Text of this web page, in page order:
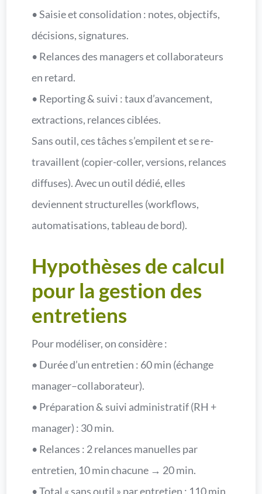
• Saisie et consolidation : notes, objectifs,
décisions, signatures.
• Relances des managers et collaborateurs
en retard.
• Reporting & suivi : taux d’avancement,
extractions, relances ciblées.
Sans outil, ces tâches s’empilent et se re-
travaillent (copier-coller, versions, relances
diffuses). Avec un outil dédié, elles
deviennent structurelles (workflows,
automatisations, tableau de bord).
Hypothèses de calcul
pour la gestion des
entretiens
Pour modéliser, on considère :
• Durée d’un entretien : 60 min (échange
manager–collaborateur).
• Préparation & suivi administratif (RH +
manager) : 30 min.
• Relances : 2 relances manuelles par
entretien, 10 min chacune → 20 min.
• Total « sans outil » par entretien : 110 min